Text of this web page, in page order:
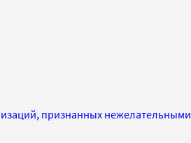
признанных нежелательными